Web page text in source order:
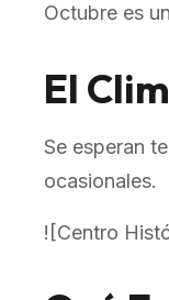
Octubre es
El
Se esperan
ocasionales.
![Centro